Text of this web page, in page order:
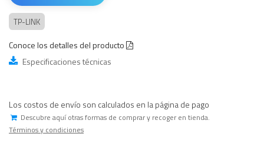
TP-LINK
Conoce los detalles del producto
Especificaciones técnicas
Los costos de envío son calculados en la página de pago
Descubre aquí otras formas de comprar y recoger en tienda.
Términos y condiciones